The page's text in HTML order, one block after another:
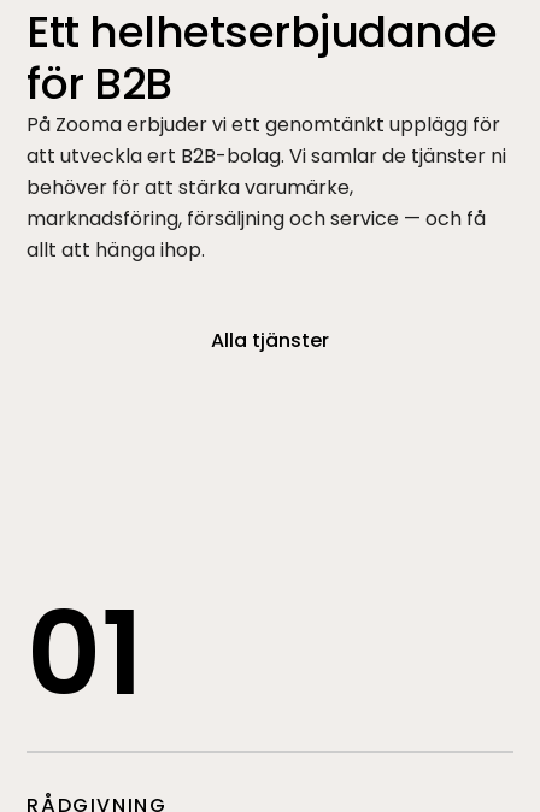
Ett helhetserbjudande
för B2B
På Zooma erbjuder vi ett genomtänkt upplägg för
att utveckla ert B2B-bolag. Vi samlar de tjänster ni
behöver för att stärka varumärke,
marknadsföring, försäljning och service — och få
allt att hänga ihop.
Alla tjänster
01
RÅDGIVNING